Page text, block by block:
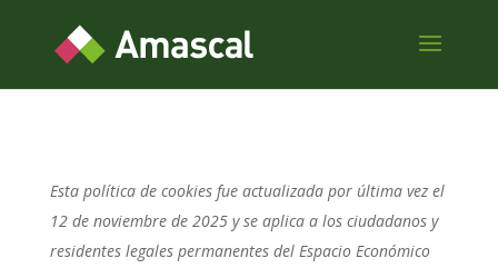
Esta política de cookies fue actualizada por última vez el
12 de noviembre de 2025 y se aplica a los ciudadanos y
residentes legales permanentes del Espacio Económico